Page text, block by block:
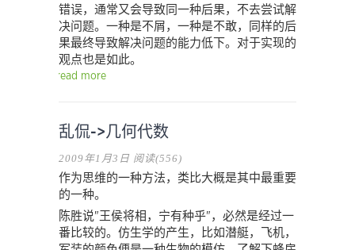
错误，通常又会导致同一种后果，不去尝试解
决问题。一种是不屑，一种是不敢，同样的后
果最终导致解决问题的能力低下。对于实现的
观点也是如此。
read more
乱侃->几何代数
2009年1月3日 阅读(556)
作为思维的一种方法，类比大概是其中最重要
的一种。
陈胜说"王侯将相，宁有种乎"，必然是经过一
番比较的。仿生学的产生，比如潜艇，飞机，